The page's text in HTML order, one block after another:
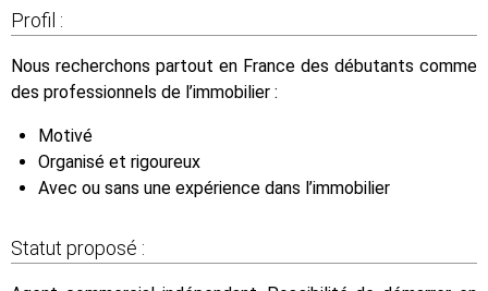
Profil :
Nous recherchons partout en France des débutants comme
des professionnels de l’immobilier :
Motivé
Organisé et rigoureux
Avec ou sans une expérience dans l’immobilier
Statut proposé :